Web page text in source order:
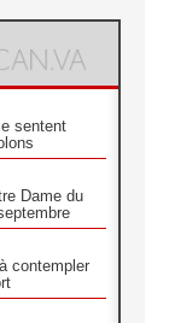
sentent
Dame du
contempler